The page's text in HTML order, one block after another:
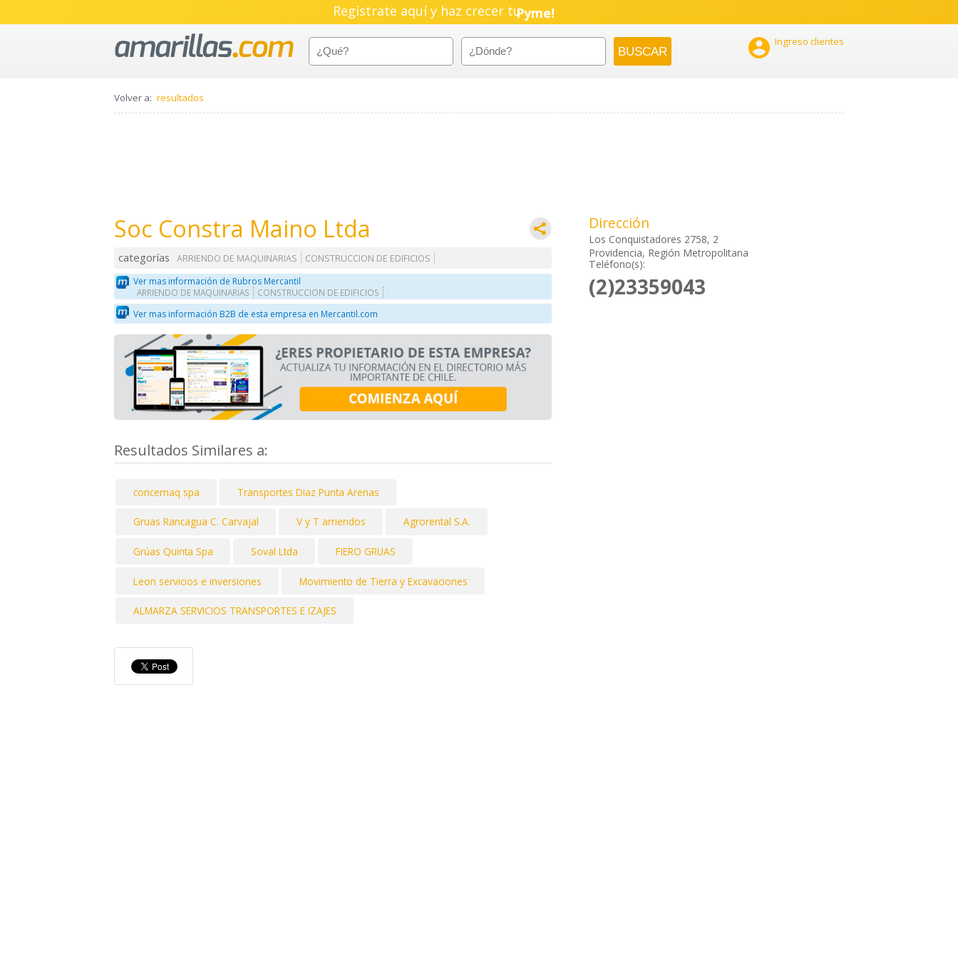
Regístrate aquí y haz crecer tu
Pyme!
Emprendimiento!
 Ingreso clientes
Volver a: resultados
Soc Constra Maino Ltda
categorías ARRIENDO DE MAQUINARIAS
CONSTRUCCION DE EDIFICIOS
Ver mas información de Rubros Mercantil
ARRIENDO DE MAQUINARIAS CONSTRUCCION DE EDIFICIOS
Ver mas información B2B de esta empresa en Mercantil.com
Resultados Similares a:
concemaq spa Transportes Diaz Punta Arenas
Gruas Rancagua C. Carvajal V y T arriendos Agrorental S.A.
Grúas Quinta Spa Soval Ltda FIERO GRUAS
Leon servicios e inversiones Movimiento de Tierra y Excavaciones
ALMARZA SERVICIOS TRANSPORTES E IZAJES
Dirección
Los Conquistadores 2758, 2
Providencia, Región Metropolitana
Teléfono(s):
(2)23359043